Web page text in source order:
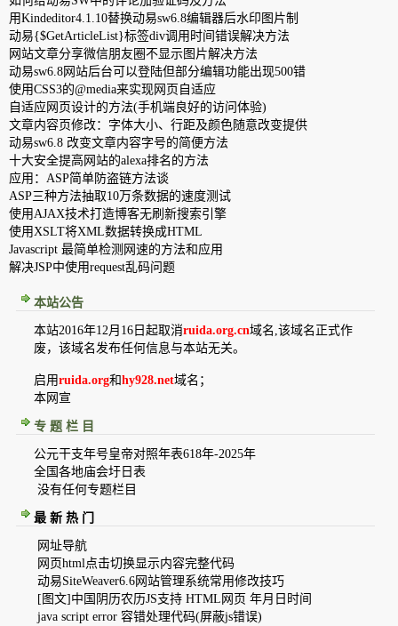
用Kindeditor4.1.10替换动易sw6.8编辑器后水印图片制
动易{$GetArticleList}标签div调用时间错误解决方法
网站文章分享微信朋友圈不显示图片解决方法
动易sw6.8网站后台可以登陆但部分编辑功能出现500错
使用CSS3的@media来实现网页自适应
自适应网页设计的方法(手机端良好的访问体验)
文章内容页修改：字体大小、行距及颜色随意改变提供
动易sw6.8 改变文章内容字号的简便方法
十大安全提高网站的alexa排名的方法
应用：ASP简单防盗链方法谈
ASP三种方法抽取10万条数据的速度测试
使用AJAX技术打造博客无刷新搜索引擎
使用XSLT将XML数据转换成HTML
Javascript 最简单检测网速的方法和应用
解决JSP中使用request乱码问题
本站公告
本站2016年12月16日起取消ruida.org.cn域名,该域名正式作
废，该域名发布任何信息与本站无关。
启用ruida.org和hy928.net域名；
本网宣
专 题 栏 目
公元干支年号皇帝对照年表618年-2025年
全国各地庙会圩日表
没有任何专题栏目
最 新 热 门
网址导航
网页html点击切换显示内容完整代码
动易SiteWeaver6.6网站管理系统常用修改技巧
[图文] 中国阴历农历JS支持 HTML网页 年月日时间
java script error 容错处理代码(屏蔽js错误)